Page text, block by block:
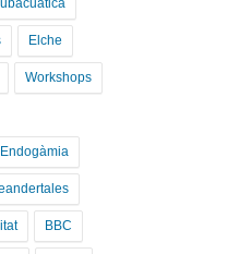
Elche
Workshops
BBC